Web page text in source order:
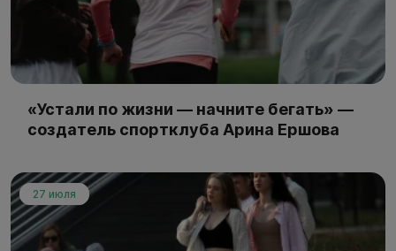
«Устали по жизни — начните бегать» —
создатель спортклуба Арина Ершова
27 июля